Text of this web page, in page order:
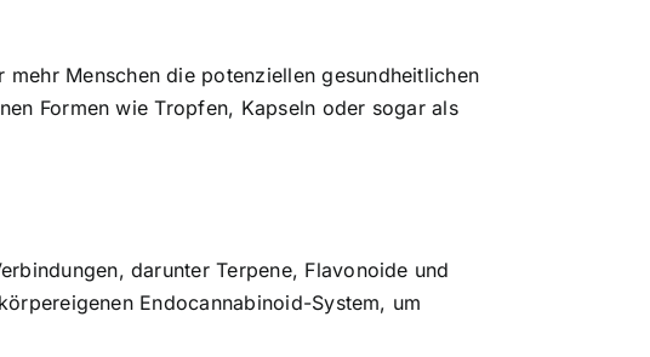
Menschen die potenziellen gesundheitlichen
Formen wie Tropfen, Kapseln oder sogar als
darunter Terpene, Flavonoide und
Endocannabinoid-System, um